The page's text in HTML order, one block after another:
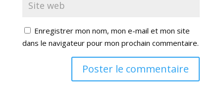
Enregistrer mon nom, mon e-mail et mon site
dans le navigateur pour mon prochain commentaire.